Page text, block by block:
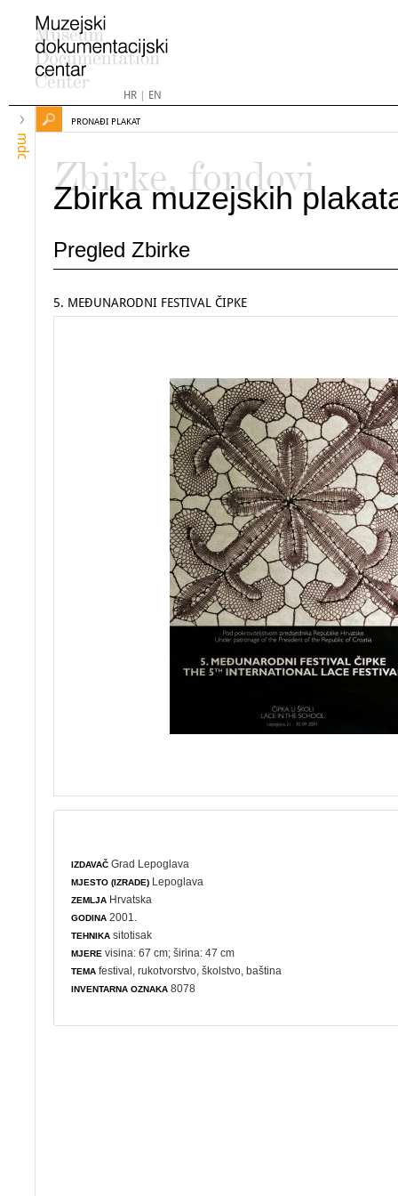
HR| EN
mdc
PRONAĐI PLAKAT
Zbirke, fondovi
Zbirka muzejskih
Pregled Zbirke
5. MEĐUNARODNI FESTIVAL ČIPKE
IZDAVAČ Grad Lepoglava
MJESTO (IZRADE) Lepoglava
ZEMLJA Hrvatska
GODINA 2001.
TEHNIKA sitotisak
MJERE visina: 67 cm; širina: 47 cm
TEMA festival ,rukotvorstvo ,školstvo ,baština
INVENTARNA OZNAKA 8078